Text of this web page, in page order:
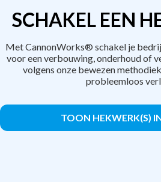
SCHAKEL EEN
Met CannonWorks® schakel je
voor een verbouwing, onderhoud of
volgens onze bewezen
probleemloos
TOON HEKWERK(S)